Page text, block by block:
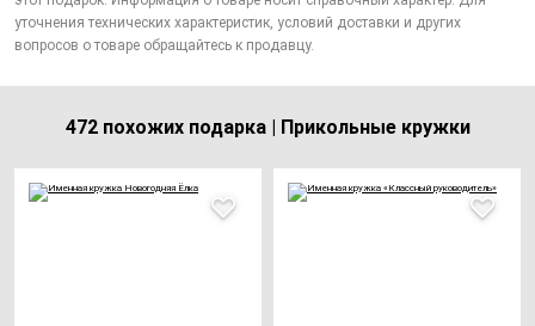
уточнения технических характеристик, условий доставки и других
вопросов о товаре обращайтесь к продавцу.
472 похожих подарка | Прикольные кружки